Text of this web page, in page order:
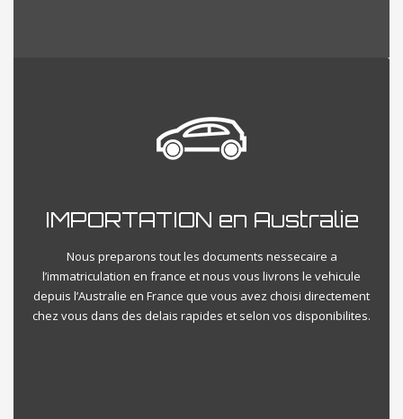
IMPORTATION en Australie
Nous preparons tout les documents nessecaire a
l’immatriculation en france et nous vous livrons le vehicule
depuis l’Australie en France que vous avez choisi directement
chez vous dans des delais rapides et selon vos disponibilites.